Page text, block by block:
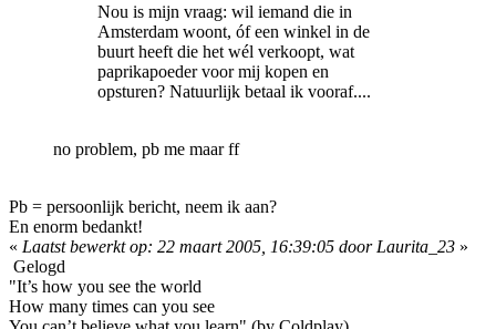
Nou is mijn vraag: wil iemand die in
Amsterdam woont, óf een winkel in de
buurt heeft die het wél verkoopt, wat
paprikapoeder voor mij kopen en
opsturen? Natuurlijk betaal ik vooraf....
no problem, pb me maar ff
Pb = persoonlijk bericht, neem ik aan?
En enorm bedankt!
« Laatst bewerkt op: 22 maart 2005, 16:39:05 door Laurita_23 »
Gelogd
"It’s how you see the world
How many times can you see